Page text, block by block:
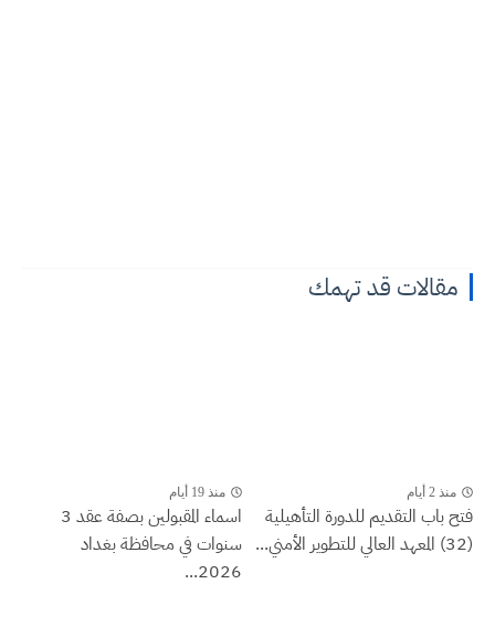
مقالات قد تهمك
منذ 2 أيام
فتح باب التقديم للدورة التأهيلية
(32) المعهد العالي للتطوير الأمني...
منذ 19 أيام
اسماء المقبولين بصفة عقد 3
سنوات في محافظة بغداد
2026...